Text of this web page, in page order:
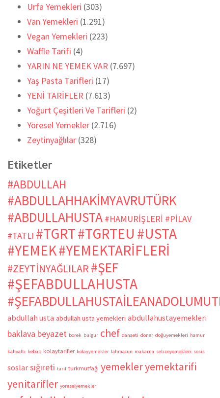
Urfa Yemekleri (303)
Van Yemekleri (1.291)
Vegan Yemekleri (223)
Waffle Tarifi (4)
YARIN NE YEMEK VAR (7.697)
Yaş Pasta Tarifleri (17)
YENİ TARİFLER (7.613)
Yoğurt Çeşitleri Ve Tarifleri (2)
Yöresel Yemekler (2.716)
Zeytinyağlılar (328)
Etiketler
#ABDULLAH
#ABDULLAHHAKİMYAVRUTÜRK
#ABDULLAHUSTA #HAMURİŞLERİ #PİLAV
#TATLI #TGRT#TGRTEU #USTA
#YEMEK#YEMEKTARİFLERİ
#ZEYTİNYAĞLILAR #ŞEF
#ŞEFABDULLAHUSTA
abdullah usta abdullah usta yemekleri abdullahustayemekleri
baklava beyazet borek bulgur chef danaeti doner doğuyemekleri hamur
kahvaltı kebab kolaytarifler kolayyemekler lahmacun makarna sebzeyemekleri sosis
soslar sığıreti tarif turkmutfağı yemekleryemektarifi
yenitarifler yoreselyemekler